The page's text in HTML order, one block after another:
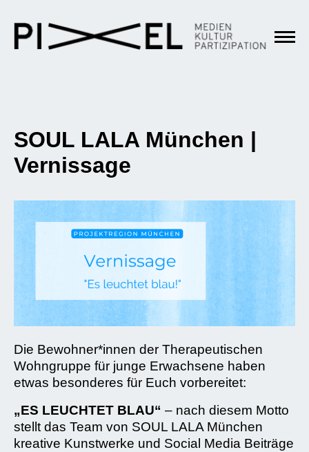
SOUL LALA München |
Vernissage
Die Bewohner*innen der Therapeutischen
Wohngruppe für junge Erwachsene haben
etwas besonderes für Euch vorbereitet:
„ES LEUCHTET BLAU“ – nach diesem Motto
stellt das Team von SOUL LALA München
kreative Kunstwerke und Social Media Beiträge